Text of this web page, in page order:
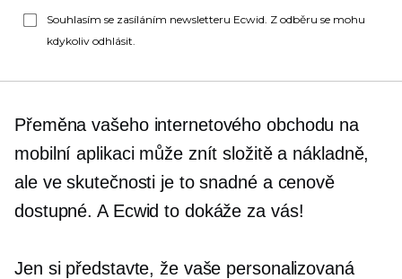
Souhlasím se zasíláním newsletteru Ecwid. Z odběru se mohu
kdykoliv odhlásit.
Přeměna vašeho internetového obchodu na
mobilní aplikaci může znít složitě a nákladně,
ale ve skutečnosti je to snadné a cenově
dostupné. A Ecwid to dokáže za vás!
Jen si představte, že vaše personalizovaná